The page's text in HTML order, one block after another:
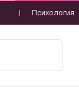
Психология